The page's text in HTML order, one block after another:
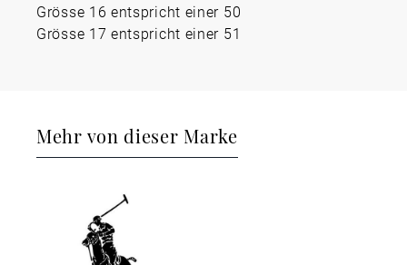
Grösse 16 entspricht einer 50
Grösse 17 entspricht einer 51
Mehr von dieser Marke